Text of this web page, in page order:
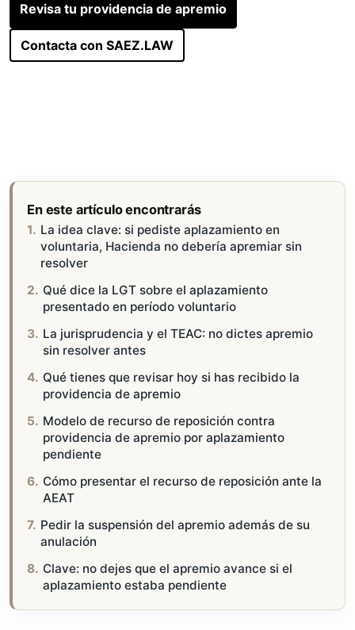
Revisa tu providencia de apremio
Contacta con SAEZ.LAW
En este artículo encontrarás
La idea clave: si pediste aplazamiento en
voluntaria, Hacienda no debería apremiar sin
resolver
Qué dice la LGT sobre el aplazamiento
presentado en período voluntario
La jurisprudencia y el TEAC: no dictes apremio
sin resolver antes
Qué tienes que revisar hoy si has recibido la
providencia de apremio
Modelo de recurso de reposición contra
providencia de apremio por aplazamiento
pendiente
Cómo presentar el recurso de reposición ante la
AEAT
Pedir la suspensión del apremio además de su
anulación
Clave: no dejes que el apremio avance si el
aplazamiento estaba pendiente